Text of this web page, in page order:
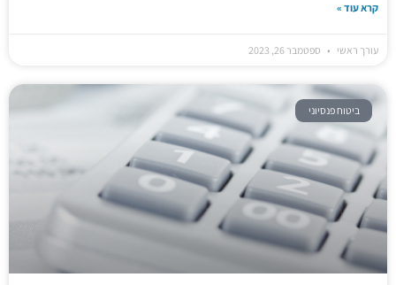
קרא עוד »
עורך ראשי ספטמבר 26, 2023
ביטוח פנסיוני